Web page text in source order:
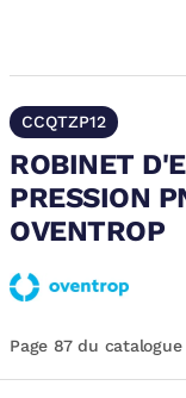
CCQTZP12
ROBINET
PRESSION
OVENTROP
Page 87 du catalogue